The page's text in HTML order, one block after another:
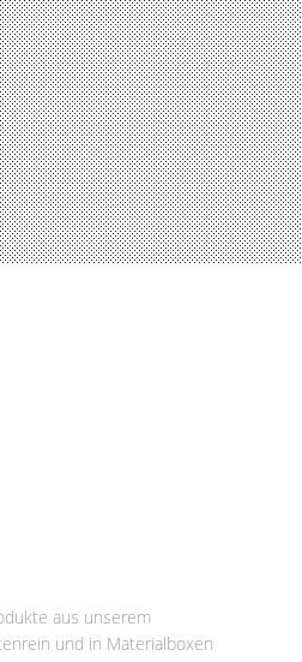
aus unserem
und in Materialboxen